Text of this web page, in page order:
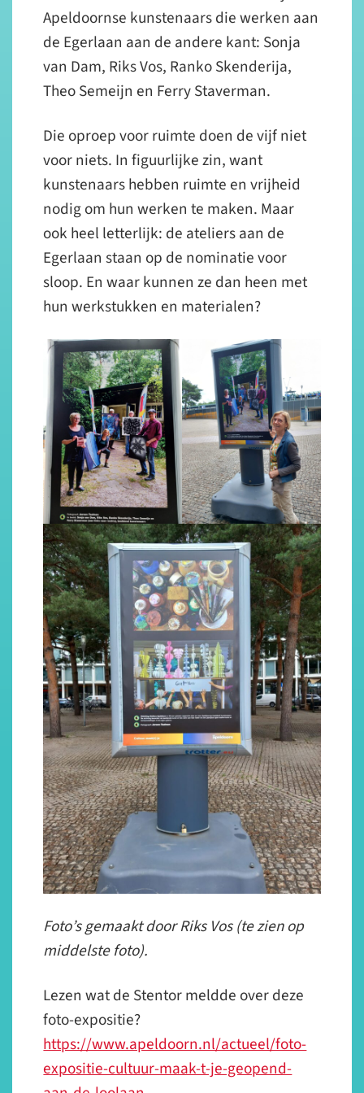
Apeldoornse kunstenaars die werken aan
de Egerlaan aan de andere kant: Sonja
van Dam, Riks Vos, Ranko Skenderija,
Theo Semeijn en Ferry Staverman.
Die oproep voor ruimte doen de vijf niet
voor niets. In figuurlijke zin, want
kunstenaars hebben ruimte en vrijheid
nodig om hun werken te maken. Maar
ook heel letterlijk: de ateliers aan de
Egerlaan staan op de nominatie voor
sloop. En waar kunnen ze dan heen met
hun werkstukken en materialen?
Foto’s gemaakt door Riks Vos (te zien op
middelste foto).
Lezen wat de Stentor meldde over deze
foto-expositie?
https://www.apeldoorn.nl/actueel/foto-
expositie-cultuur-maak-t-je-geopend-